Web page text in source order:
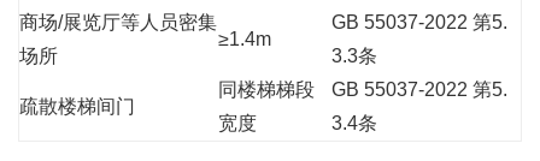
商场/展览厅等人员密集
场所
≥1.4m
GB 55037-2022 第5.
3.3条
疏散楼梯间门
同楼梯梯段
宽度
GB 55037-2022 第5.
3.4条